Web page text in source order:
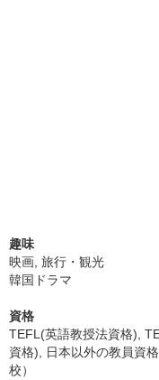
趣味
映画, 旅行・観光
韓国ドラマ
資格
TEFL(英語教授法資格),
資格), 日本以外の教員資
校）